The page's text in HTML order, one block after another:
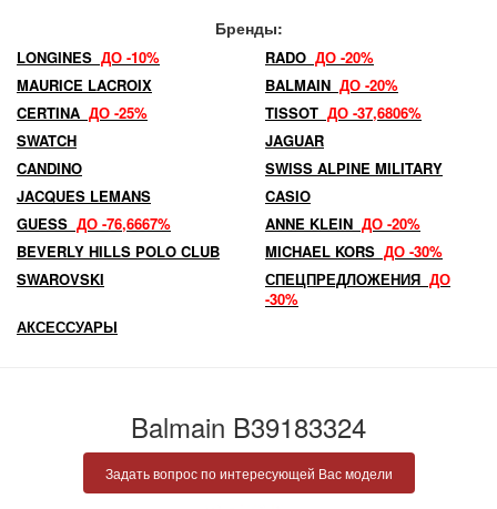
Бренды:
LONGINES ДО -10% RADO ДО -20%
MAURICE LACROIX
BALMAIN ДО -20%
CERTINA ДО -25% TISSOT ДО -37,6806%
SWATCH
JAGUAR
CANDINO
SWISS ALPINE MILITARY
JACQUES LEMANS
CASIO
GUESS ДО -76,6667% ANNE KLEIN ДО -20%
BEVERLY HILLS POLO CLUB
MICHAEL KORS ДО -30%
SWAROVSKI
СПЕЦПРЕДЛОЖЕНИЯ ДО
-30%
АКСЕССУАРЫ
Balmain B39183324
Задать вопрос по интересующей Вас модели